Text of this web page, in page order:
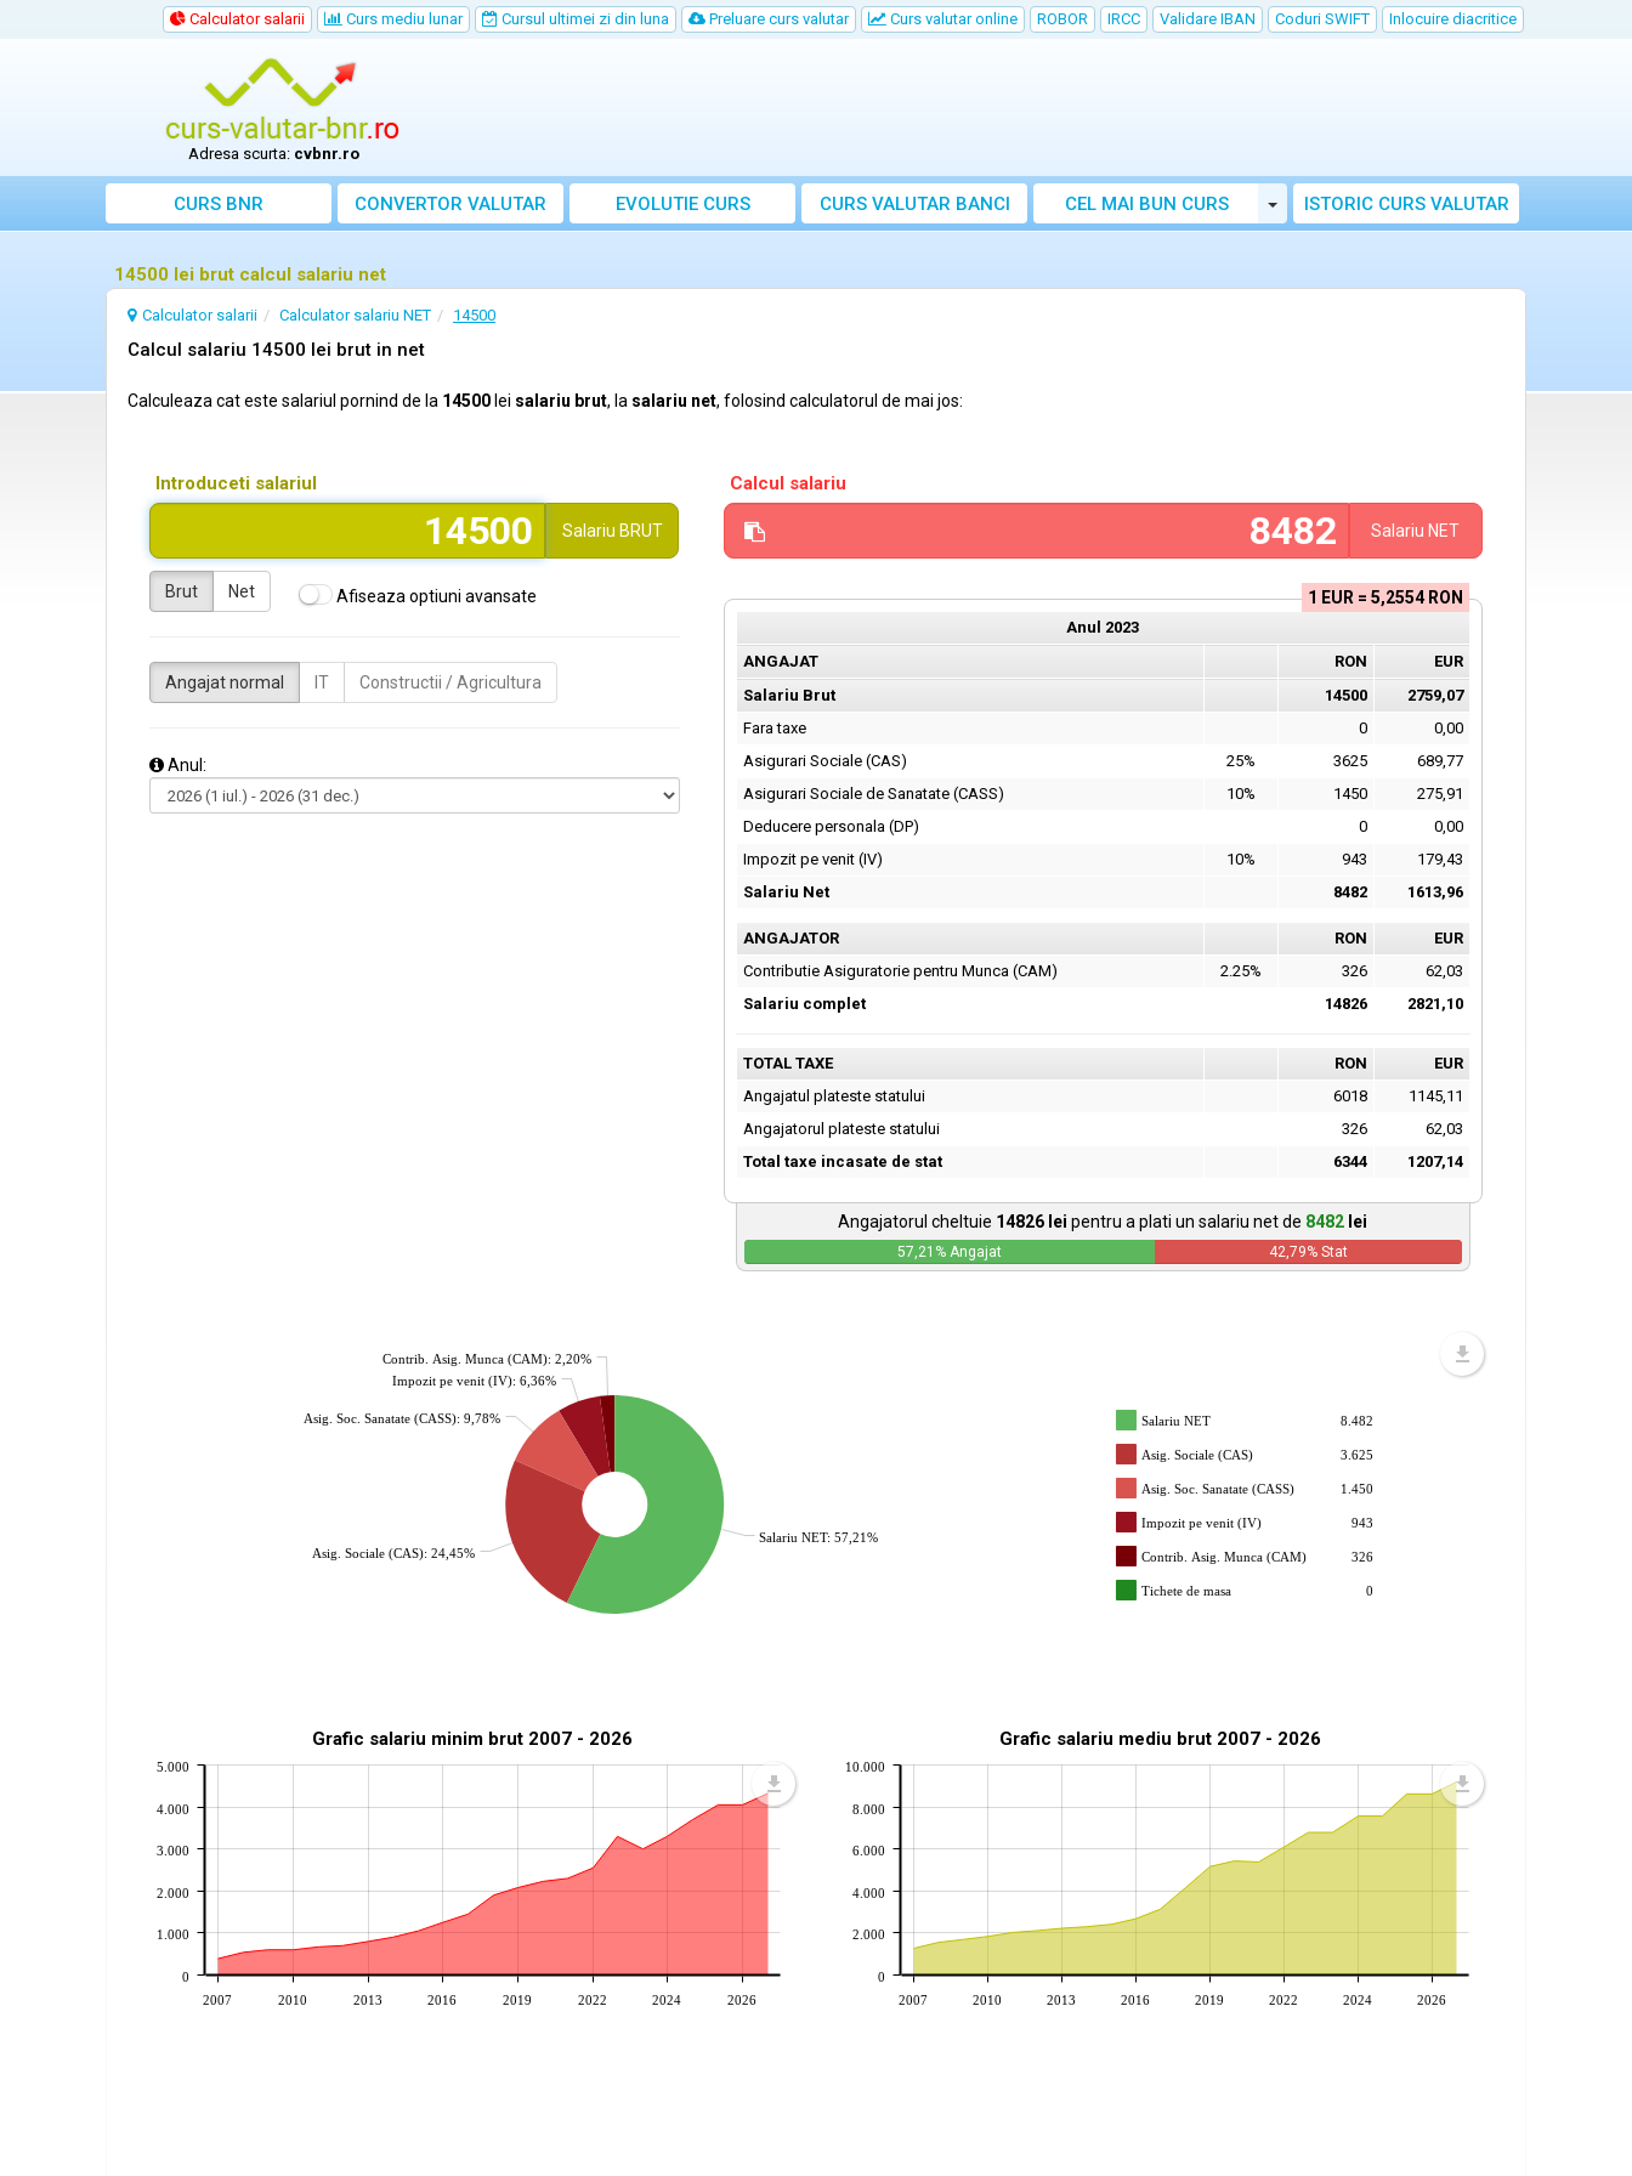
Calculator salarii Curs mediu lunar Cursul ultimei zi din luna Preluare curs valutar Curs valutar online ROBOR IRCC Validare IBAN Coduri SWIFT Inlocuire diacritice
Adresa scurta: cvbnr.ro
CURS BNR CONVERTOR VALUTAR EVOLUTIE CURS CURS VALUTAR BANCI CEL MAI BUN CURS Toggle Dropdown
ISTORIC CURS VALUTAR
14500 lei brut calcul salariu net
Calculator salarii Calculator salariu NET 14500
Calcul salariu 14500 lei brut in net
Calculeaza cat este salariul pornind de la 14500 lei salariu brut, la salariu net, folosind calculatorul de mai jos:
Introduceti salariul
Salariu BRUT
Brut Net Afiseaza optiuni avansate
Angajat normal IT Constructii / Agricultura
Anul:
Calcul salariu
Salariu NET
1 EUR = 5,2554 RON
Anul 2023
ANGAJAT
RON
EUR
Salariu Brut
14500
2759,07
Fara taxe
0
0,00
Asigurari Sociale (CAS)
25% 3625
689,77
Asigurari Sociale de Sanatate (CASS)
10% 1450
275,91
Deducere personala (DP)
0
0,00
Impozit pe venit (IV)
10% 943
179,43
Salariu Net
8482 1613,96
ANGAJATOR RON
EUR
Contributie Asiguratorie pentru Munca (CAM)
2.25% 326
62,03
Salariu complet
14826 2821,10
TOTAL TAXE RON
EUR
Angajatul plateste statului
6018
1145,11
Angajatorul plateste statului
326
62,03
Total taxe incasate de stat
6344 1207,14
Angajatorul cheltuie 14826 lei pentru a plati un salariu net de 8482 lei
57,21 % Angajat 42,79% Stat
Salariu NET: 57,21%
Asig. Sociale (CAS): 24,45%
Asig. Soc. Sanatate (CASS): 9,78%
Impozit pe venit (IV): 6,36%
Contrib. Asig. Munca (CAM): 2,20%
Salariu NET 8.482
Asig. Sociale (CAS) 3.625
Asig. Soc. Sanatate (CASS) 1.450
Impozit pe venit (IV) 943
Contrib. Asig. Munca (CAM) 326
Tichete de masa 0
Grafic salariu minim brut 2007 - 2026
2007 2010 2013 2016 2019 2022 2024 2026
0
1.000
2.000
3.000
4.000
5.000
Grafic salariu mediu brut 2007 - 2026
2007 2010 2013 2016 2019 2022 2024 2026
0
2.000
4.000
6.000
8.000
10.000